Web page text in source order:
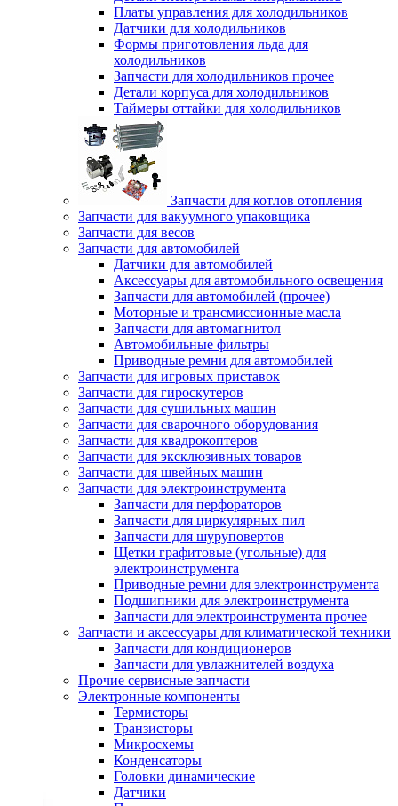
Платы управления для холодильников
Датчики для холодильников
Формы приготовления льда для
холодильников
Запчасти для холодильников прочее
Детали корпуса для холодильников
Таймеры оттайки для холодильников
Запчасти для котлов отопления
Запчасти для вакуумного упаковщика
Запчасти для весов
Запчасти для автомобилей
Датчики для автомобилей
Аксессуары для автомобильного освещения
Запчасти для автомобилей (прочее)
Моторные и трансмиссионные масла
Запчасти для автомагнитол
Автомобильные фильтры
Приводные ремни для автомобилей
Запчасти для игровых приставок
Запчасти для гироскутеров
Запчасти для сушильных машин
Запчасти для сварочного оборудования
Запчасти для квадрокоптеров
Запчасти для эксклюзивных товаров
Запчасти для швейных машин
Запчасти для электроинструмента
Запчасти для перфораторов
Запчасти для циркулярных пил
Запчасти для шуруповертов
Щетки графитовые (угольные) для
электроинструмента
Приводные ремни для электроинструмента
Подшипники для электроинструмента
Запчасти для электроинструмента прочее
Запчасти и аксессуары для климатической техники
Запчасти для кондиционеров
Запчасти для увлажнителей воздуха
Прочие сервисные запчасти
Электронные компоненты
Термисторы
Транзисторы
Микросхемы
Конденсаторы
Головки динамические
Датчики